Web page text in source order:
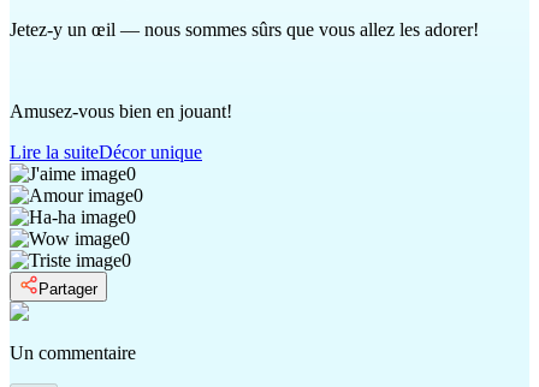
Jetez-y un œil — nous sommes sûrs que vous allez les adorer!
Amusez-vous bien en jouant!
Lire la suiteDécor unique
0
0
0
0
0
Partager
Un commentaire